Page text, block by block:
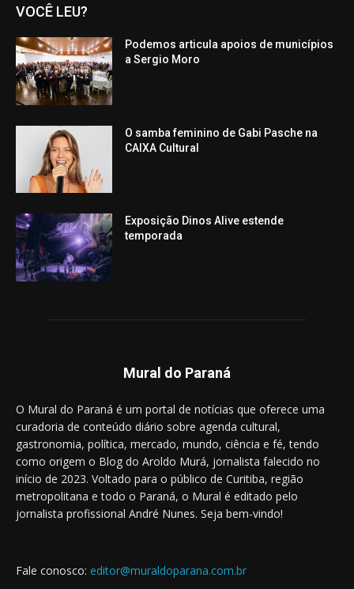
VOCÊ LEU?
Podemos articula apoios de municípios
a Sergio Moro
O samba feminino de Gabi Pasche na
CAIXA Cultural
Exposição Dinos Alive estende
temporada
Mural do Paraná
O Mural do Paraná é um portal de notícias que oferece uma
curadoria de conteúdo diário sobre agenda cultural,
gastronomia, política, mercado, mundo, ciência e fé, tendo
como origem o Blog do Aroldo Murá, jornalista falecido no
início de 2023. Voltado para o público de Curitiba, região
metropolitana e todo o Paraná, o Mural é editado pelo
jornalista profissional André Nunes. Seja bem-vindo!
Fale conosco: editor@muraldoparana.com.br